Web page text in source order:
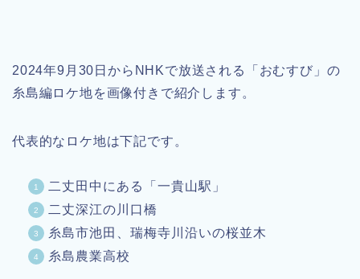
2024年9月30日からNHKで放送される「おむすび」の
糸島編ロケ地を画像付きで紹介します。
代表的なロケ地は下記です。
二丈田中にある「一貴山駅」
二丈深江の川口橋
糸島市池田、瑞梅寺川沿いの桜並木
糸島農業高校